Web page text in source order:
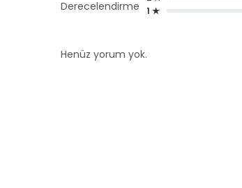
Derecelendirme
1 ★
Henüz yorum yok.